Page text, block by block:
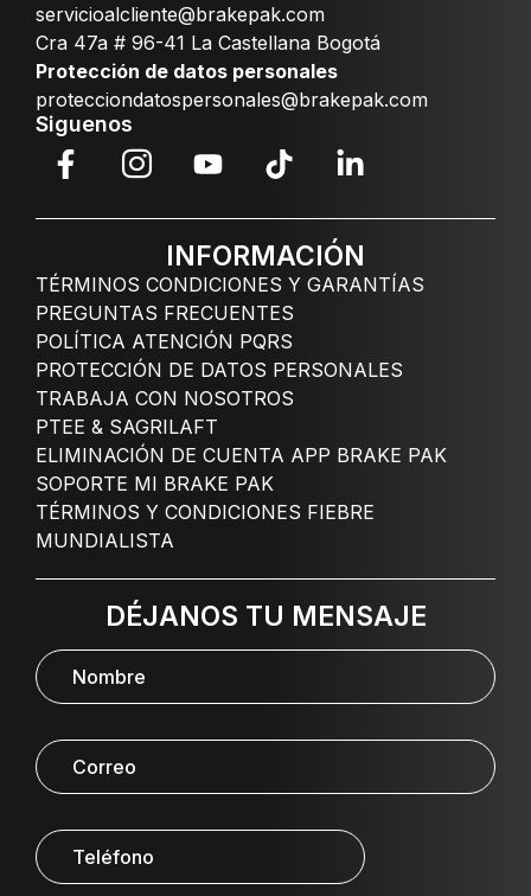
servicioalcliente@brakepak.com
Cra 47a # 96-41 La Castellana Bogotá
Protección de datos personales
protecciondatospersonales@brakepak.com
Siguenos
INFORMACIÓN
TÉRMINOS CONDICIONES Y GARANTÍAS
PREGUNTAS FRECUENTES
POLÍTICA ATENCIÓN PQRS
PROTECCIÓN DE DATOS PERSONALES
TRABAJA CON NOSOTROS
PTEE & SAGRILAFT
ELIMINACIÓN DE CUENTA APP BRAKE PAK
SOPORTE MI BRAKE PAK
TÉRMINOS Y CONDICIONES FIEBRE
MUNDIALISTA
DÉJANOS TU MENSAJE